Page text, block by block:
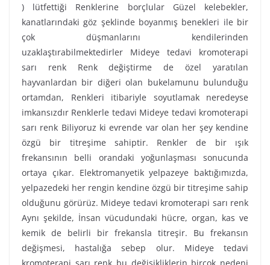
) lütfettiği Renklerine borçlular Güzel kelebekler,
kanatlarındaki göz şeklinde boyanmış benekleri ile bir
çok düşmanlarını kendilerinden
uzaklaştırabilmektedirler Mideye tedavi kromoterapi
sarı renk Renk değiştirme de özel yaratılan
hayvanlardan bir diğeri olan bukelamunu bulunduğu
ortamdan, Renkleri itibariyle soyutlamak neredeyse
imkansızdır Renklerle tedavi Mideye tedavi kromoterapi
sarı renk Biliyoruz ki evrende var olan her şey kendine
özgü bir titreşime sahiptir. Renkler de bir ışık
frekansının belli orandaki yoğunlaşması sonucunda
ortaya çıkar. Elektromanyetik yelpazeye baktığımızda,
yelpazedeki her rengin kendine özgü bir titreşime sahip
olduğunu görürüz. Mideye tedavi kromoterapi sarı renk
Aynı şekilde, İnsan vücudundaki hücre, organ, kas ve
kemik de belirli bir frekansla titreşir. Bu frekansın
değişmesi, hastalığa sebep olur. Mideye tedavi
kromoterapi sarı renk bu değişikliklerin birçok nedeni